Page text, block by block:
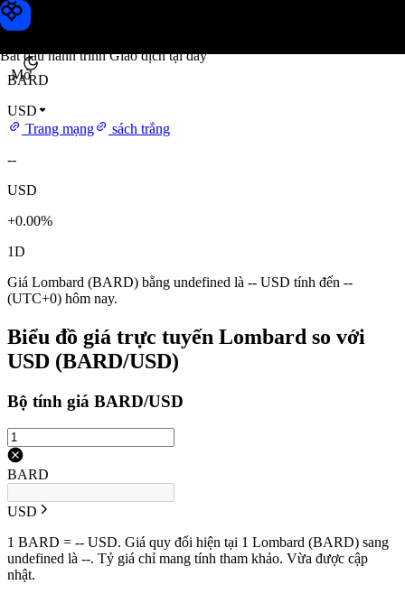
Bắt đầu hành trình Giao dịch tại đây
Mở
Giá Lombard
BARD
USD
Trang mạng
sách trắng
--
USD
+0.00%
1D
Giá Lombard (BARD) bằng undefined là -- USD tính đến --
(UTC+0) hôm nay.
Biểu đồ giá trực tuyến Lombard so với
USD (BARD/USD)
Bộ tính giá BARD/USD
BARD
USD
1 BARD = -- USD. Giá quy đổi hiện tại 1 Lombard (BARD) sang
undefined là --. Tỷ giá chỉ mang tính tham khảo. Vừa được cập
nhật.